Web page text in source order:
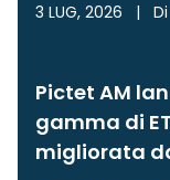
3 LUG, 2026 | Di
Pictet AM
gamma di
migliorata